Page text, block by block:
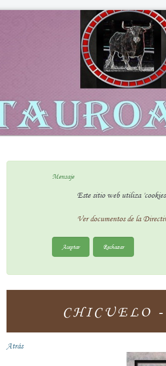
Mensaje
Este sitio web utiliza
Ver documentos de la
Aceptar Rechazar
CHICUELO
Atrás